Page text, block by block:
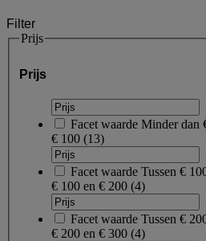
Filter
Prijs
Prijs
Facet waarde Minder dan
€ 100 (13)
Facet waarde Tussen €
€ 100 en € 200 (4)
Facet waarde Tussen €
€ 200 en € 300 (4)